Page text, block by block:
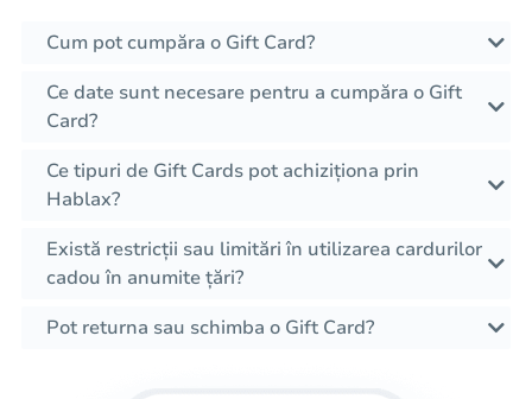
Cum pot cumpăra o Gift Card?
Ce date sunt necesare pentru a cumpăra o Gift
Card?
Ce tipuri de Gift Cards pot achiziționa prin
Hablax?
Există restricții sau limitări în utilizarea cardurilor
cadou în anumite țări?
Pot returna sau schimba o Gift Card?